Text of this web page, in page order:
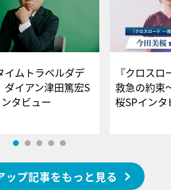
イムトラベルダデ
ダイアン津田篤宏S
ンタビュー
『クロス
救急の約束
桜SPイ
ップ記事をもっと見る